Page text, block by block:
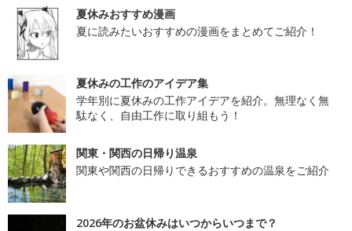
夏休みおすすめ漫画
夏に読みたいおすすめの漫画をまとめてご紹介！
夏休みの工作のアイデア集
学年別に夏休みの工作アイデアを紹介。無理なく無
駄なく、自由工作に取り組もう！
関東・関西の日帰り温泉
関東や関西の日帰りできるおすすめの温泉をご紹介
2026年のお盆休みはいつからいつまで？